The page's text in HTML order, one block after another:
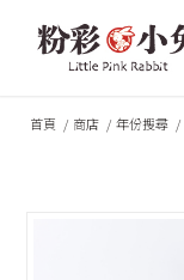
首頁 / 商店 / 年份搜尋 /